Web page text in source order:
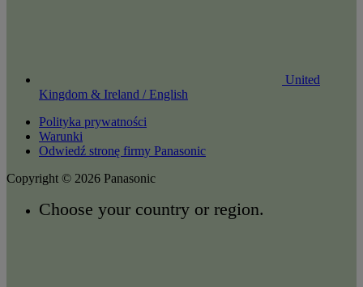
United
Kingdom & Ireland / English
Polityka prywatności
Warunki
Odwiedź stronę firmy Panasonic
Copyright © 2026 Panasonic
Choose your country or region.